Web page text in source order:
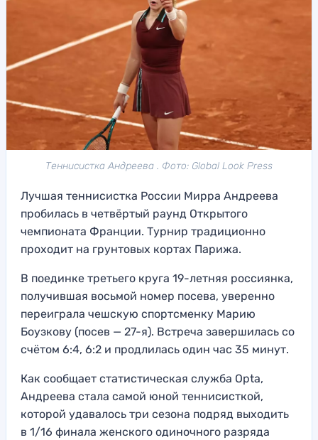
Теннисистка Андреева . Фото: Global Look Press
Лучшая теннисистка России Мирра Андреева
пробилась в четвёртый раунд Открытого
чемпионата Франции. Турнир традиционно
проходит на грунтовых кортах Парижа.
В поединке третьего круга 19-летняя россиянка,
получившая восьмой номер посева, уверенно
переиграла чешскую спортсменку Марию
Боузкову (посев — 27-я). Встреча завершилась со
счётом 6:4, 6:2 и продлилась один час 35 минут.
Как сообщает статистическая служба Opta,
Андреева стала самой юной теннисисткой,
которой удавалось три сезона подряд выходить
в 1/16 финала женского одиночного разряда